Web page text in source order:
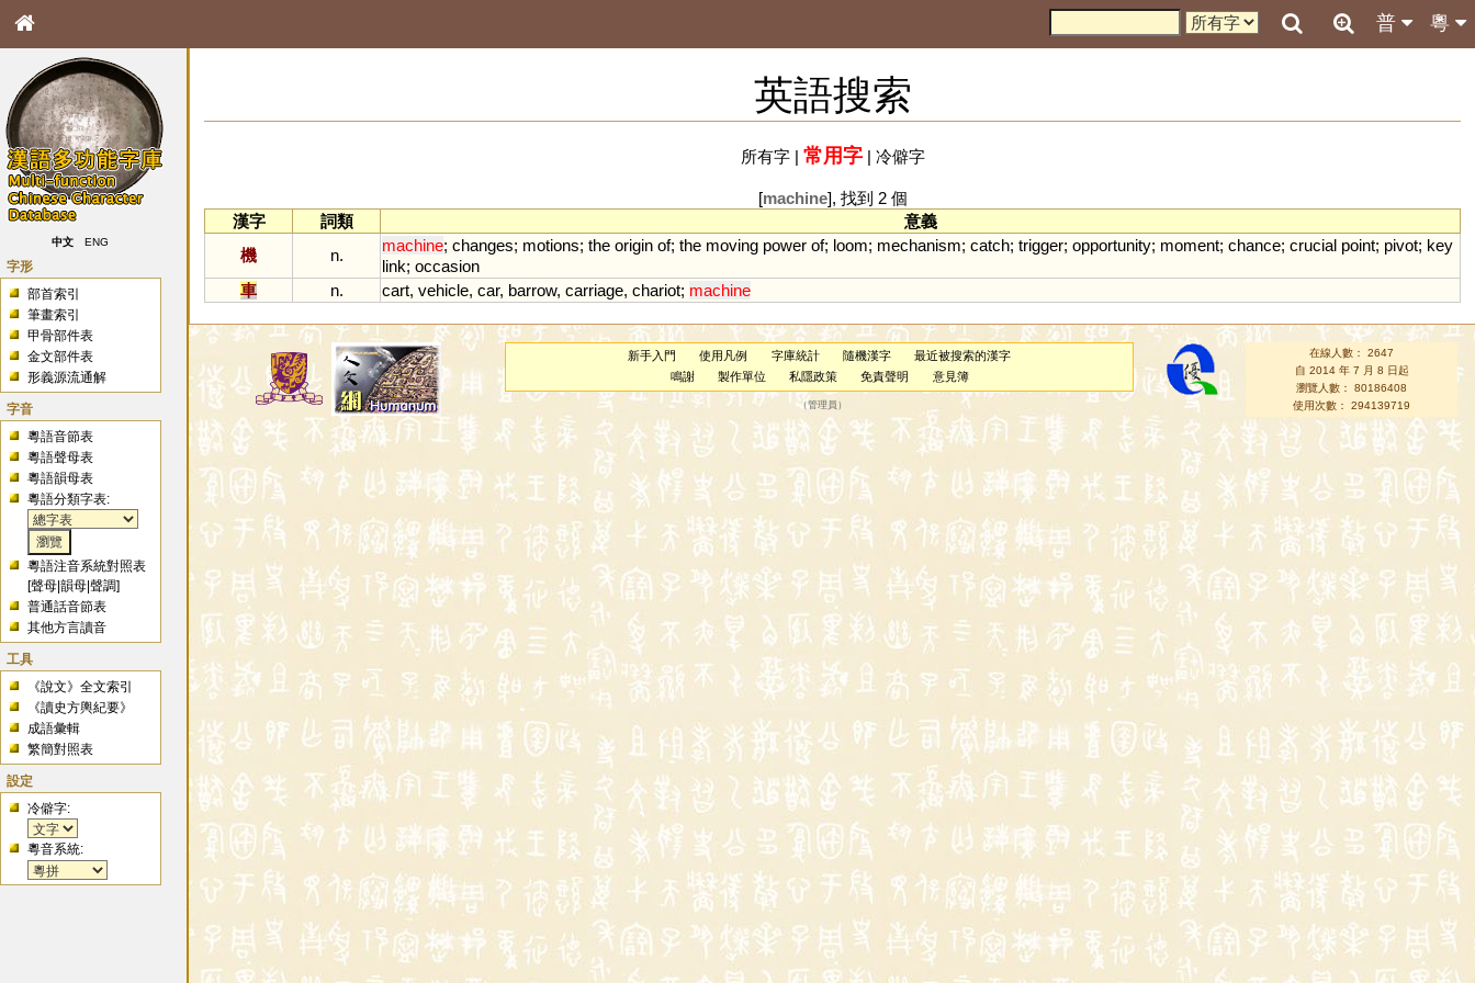
粵
普
中文 ENG
字形
部首索引
筆畫索引
甲骨部件表
金文部件表
形義源流通解
字音
粵語音節表
粵語聲母表
粵語韻母表
粵語分類字表:
粵語注音系統對照表
[聲母 |韻母 |聲調]
普通話音節表
其他方言讀音
工具
《說文》全文索引
《讀史方輿紀要》
成語彙輯
繁簡對照表
設定
冷僻字:
粵音系統:
英語搜索
所有字| 常用字| 冷僻字
[machine], 找到 2 個
漢字
詞類
意義
機
n.
machine; changes; motions; the origin of; the moving power of; loom; mechanism; catch; trigger; opportunity; moment; chance; crucial point; pivot; key
link; occasion
車
n. cart, vehicle, car, barrow, carriage, chariot; machine
新手入門 使用凡例 字庫統計 隨機漢字
最近被搜索的漢字
鳴謝
製作單位 私隱政策 免責聲明 意見簿
（管理員 ）
在線人數： 2647
自 2014 年 7 月 8 日起
瀏覽人數： 80186408
使用次數： 294139719